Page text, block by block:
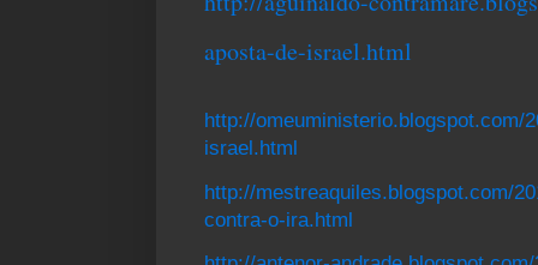
aposta-de-israel.html
http://omeuministerio.blogspot.com/
israel.html
http://mestreaquiles.blogspot.com/
contra-o-ira.html